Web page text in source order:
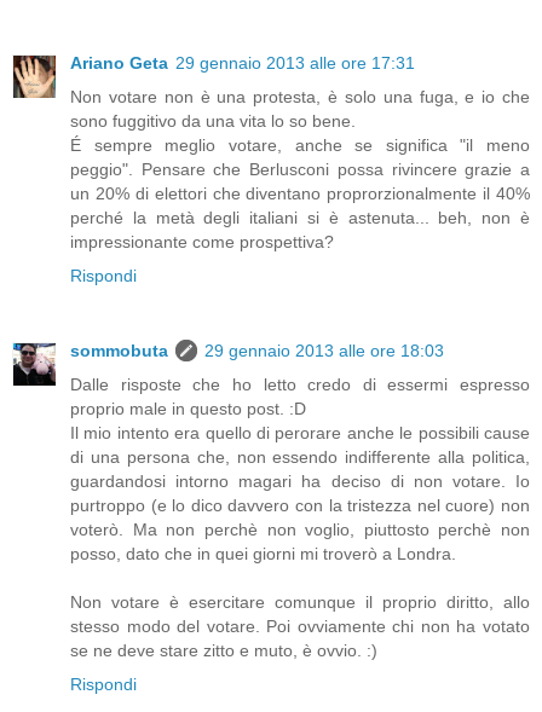
Ariano Geta 29 gennaio 2013 alle ore 17:31
Non votare non è una protesta, è solo una fuga, e io che
sono fuggitivo da una vita lo so bene.
É sempre meglio votare, anche se significa "il meno
peggio". Pensare che Berlusconi possa rivincere grazie a
un 20% di elettori che diventano proprorzionalmente il 40%
perché la metà degli italiani si è astenuta... beh, non è
impressionante come prospettiva?
Rispondi
sommobuta
29 gennaio 2013 alle ore 18:03
Dalle risposte che ho letto credo di essermi espresso
proprio male in questo post. :D
Il mio intento era quello di perorare anche le possibili cause
di una persona che, non essendo indifferente alla politica,
guardandosi intorno magari ha deciso di non votare. Io
purtroppo (e lo dico davvero con la tristezza nel cuore) non
voterò. Ma non perchè non voglio, piuttosto perchè non
posso, dato che in quei giorni mi troverò a Londra.
Non votare è esercitare comunque il proprio diritto, allo
stesso modo del votare. Poi ovviamente chi non ha votato
se ne deve stare zitto e muto, è ovvio. :)
Rispondi